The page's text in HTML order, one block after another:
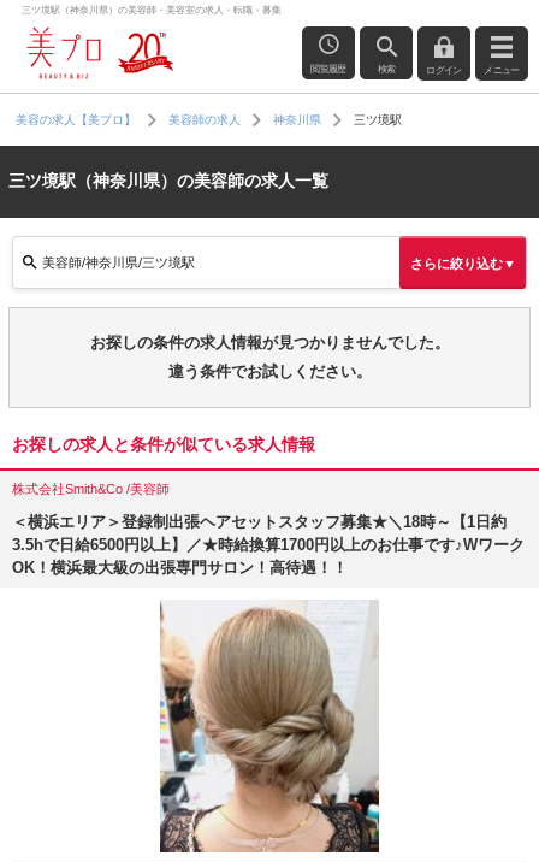
三ツ境駅（神奈川県）の美容師・美容室の求人・転職・募集
閲覧履歴 検索 ログイン メニュー
美容の求人【美プロ】 美容師の求人 神奈川県 三ツ境駅
三ツ境駅（神奈川県）の美容師の求人一覧
美容師/神奈川県/三ツ境駅 さらに絞り込む▼
お探しの条件の求人情報が見つかりませんでした。
違う条件でお試しください。
お探しの求人と条件が似ている求人情報
株式会社Smith&Co /美容師
＜横浜エリア＞登録制出張ヘアセットスタッフ募集★＼18時～【1日約
3.5hで日給6500円以上】／★時給換算1700円以上のお仕事です♪Wワーク
OK！横浜最大級の出張専門サロン！高待遇！！